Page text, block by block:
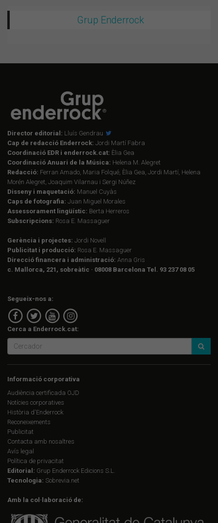
Grup Enderrock
Director editorial: Lluís Gendrau
Cap de redacció Enderrock: Jordi Martí Fabra
Coordinació EDR i enderrock.cat: Èlia Gea
Coordinació Anuari de la Música: Helena M. Alegret
Redacció: Ferran Amado, Maria Folqué, Èlia Gea, Jordi Martí, Helena
Morén Alegret, Joaquim Vilarnau i Sergi Núñez
Disseny i maquetació: Manuel Cuyàs
Caps de fotografia: Juan Miguel Morales
Assessorament lingüístic: Berta Herreros
Subscripcions: Rosa E. Massaguer
Gerència i projectes: Jordi Novell
Publicitat i producció: Rosa E. Massaguer
Direcció financera i administració: Anna Gris
c. Mallorca, 221, sobreàtic · 08008 Barcelona Tel. 93 237 08 05
Segueix-nos a:
Cerca a Enderrock.cat:
Informació corporativa
Audiència certificada OJD
Notícies corporatives
Història d'Enderrock
Reconeixements
Publicitat
Contacta amb nosaltres
Avís legal
Política de privacitat
Editorial: Grup Enderrock Edicions S.L.
Tecnologia: Sobrevia.net
Amb la col·laboració de: